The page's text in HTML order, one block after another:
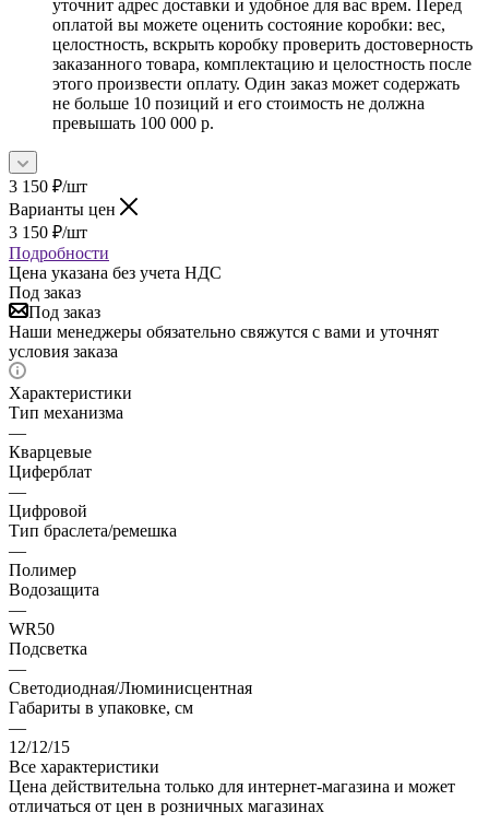
уточнит адрес доставки и удобное для вас врем. Перед
оплатой вы можете оценить состояние коробки: вес,
целостность, вскрыть коробку проверить достоверность
заказанного товара, комплектацию и целостность после
этого произвести оплату. Один заказ может содержать
не больше 10 позиций и его стоимость не должна
превышать 100 000 р.
3 150 ₽/шт
Варианты цен
3 150 ₽/шт
Подробности
Цена указана без учета НДС
Под заказ
Под заказ
Наши менеджеры обязательно свяжутся с вами и уточнят
условия заказа
Характеристики
Тип механизма
—
Кварцевые
Циферблат
—
Цифровой
Тип браслета/ремешка
—
Полимер
Водозащита
—
WR50
Подсветка
—
Светодиодная/Люминисцентная
Габариты в упаковке, см
—
12/12/15
Все характеристики
Цена действительна только для интернет-магазина и может
отличаться от цен в розничных магазинах